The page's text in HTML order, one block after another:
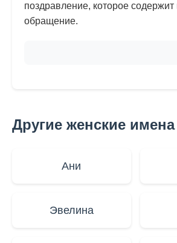
поздравление, которое
обращение.
Другие женские имена
Ани
Эвелина